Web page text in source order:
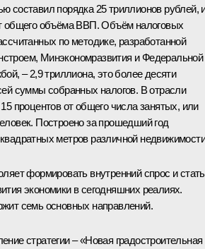
составил порядка 25 триллионов рублей,
общего объёма ВВП. Объём налоговых
по методике, разработанной
Минэкономразвития и Федеральной
– 2,9 триллиона, это более десяти
суммы собранных налогов. В отрасли
процентов от общего числа занятых, или
Построено за прошедший год
метров различной
формировать внутренний спрос и стать
экономики в сегодняшних реалиях.
семь основных направлений.
стратегии – «Новая градостроительная